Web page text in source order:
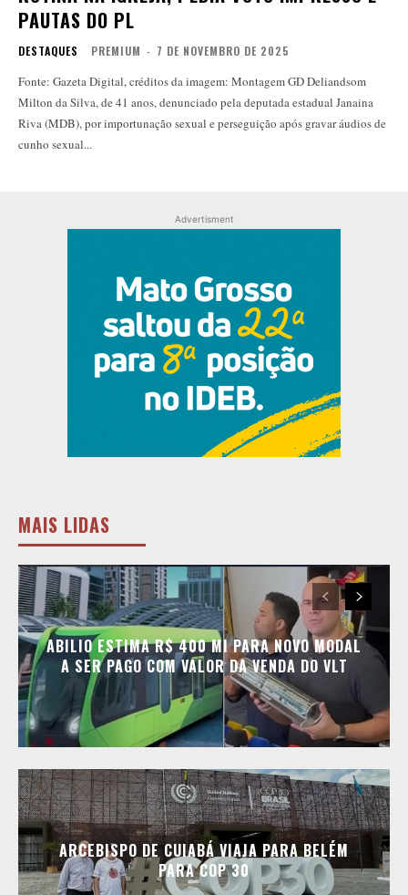
PAUTAS DO PL
DESTAQUES PREMIUM - 7 DE NOVEMBRO DE 2025
Fonte: Gazeta Digital, créditos da imagem: Montagem GD Deliandsom
Milton da Silva, de 41 anos, denunciado pela deputada estadual Janaina
Riva (MDB), por importunação sexual e perseguição após gravar áudios de
cunho sexual...
Advertisment
MAIS LIDAS
ABILIO ESTIMA R$ 400 MI PARA NOVO MODAL
A SER PAGO COM VALOR DA VENDA DO VLT
ARCEBISPO DE CUIABÁ VIAJA PARA BELÉM
PARA COP 30